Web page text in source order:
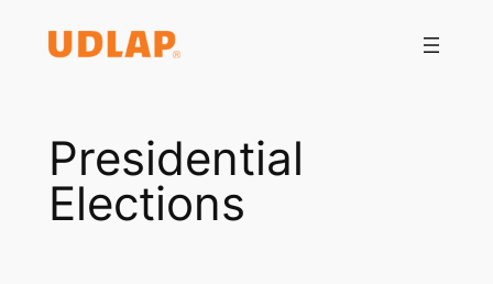
Presidential
Elections